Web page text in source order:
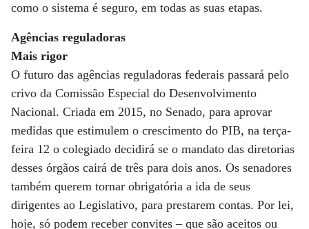
como o sistema é seguro, em todas as suas etapas.
Agências reguladoras
Mais rigor
O futuro das agências reguladoras federais passará pelo
crivo da Comissão Especial do Desenvolvimento
Nacional. Criada em 2015, no Senado, para aprovar
medidas que estimulem o crescimento do PIB, na terça-
feira 12 o colegiado decidirá se o mandato das diretorias
desses órgãos cairá de três para dois anos. Os senadores
também querem tornar obrigatória a ida de seus
dirigentes ao Legislativo, para prestarem contas. Por lei,
hoje, só podem receber convites – que são aceitos ou